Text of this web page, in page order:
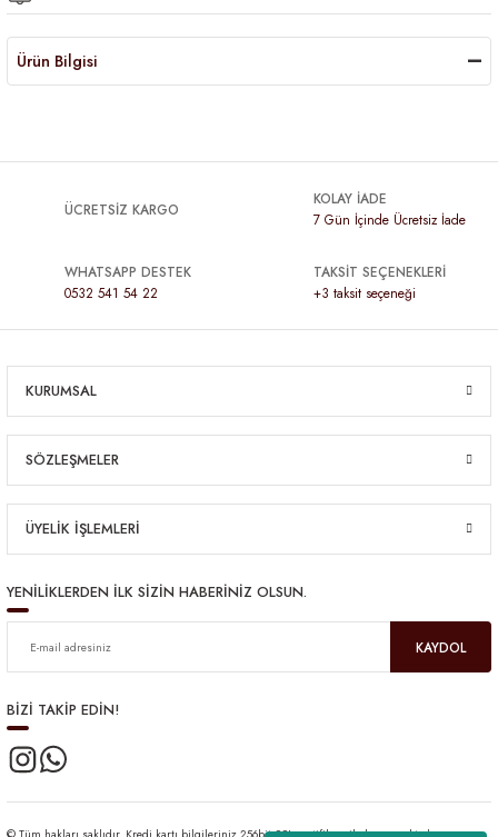
Ürün Bilgisi
ÜCRETSİZ KARGO
KOLAY İADE
7 Gün İçinde Ücretsiz İade
WHATSAPP DESTEK
0532 541 54 22
TAKSİT SEÇENEKLERİ
+3 taksit seçeneği
KURUMSAL
SÖZLEŞMELER
ÜYELİK İŞLEMLERİ
YENİLİKLERDEN İLK SİZİN HABERİNİZ OLSUN.
KAYDOL
BİZİ TAKİP EDİN!